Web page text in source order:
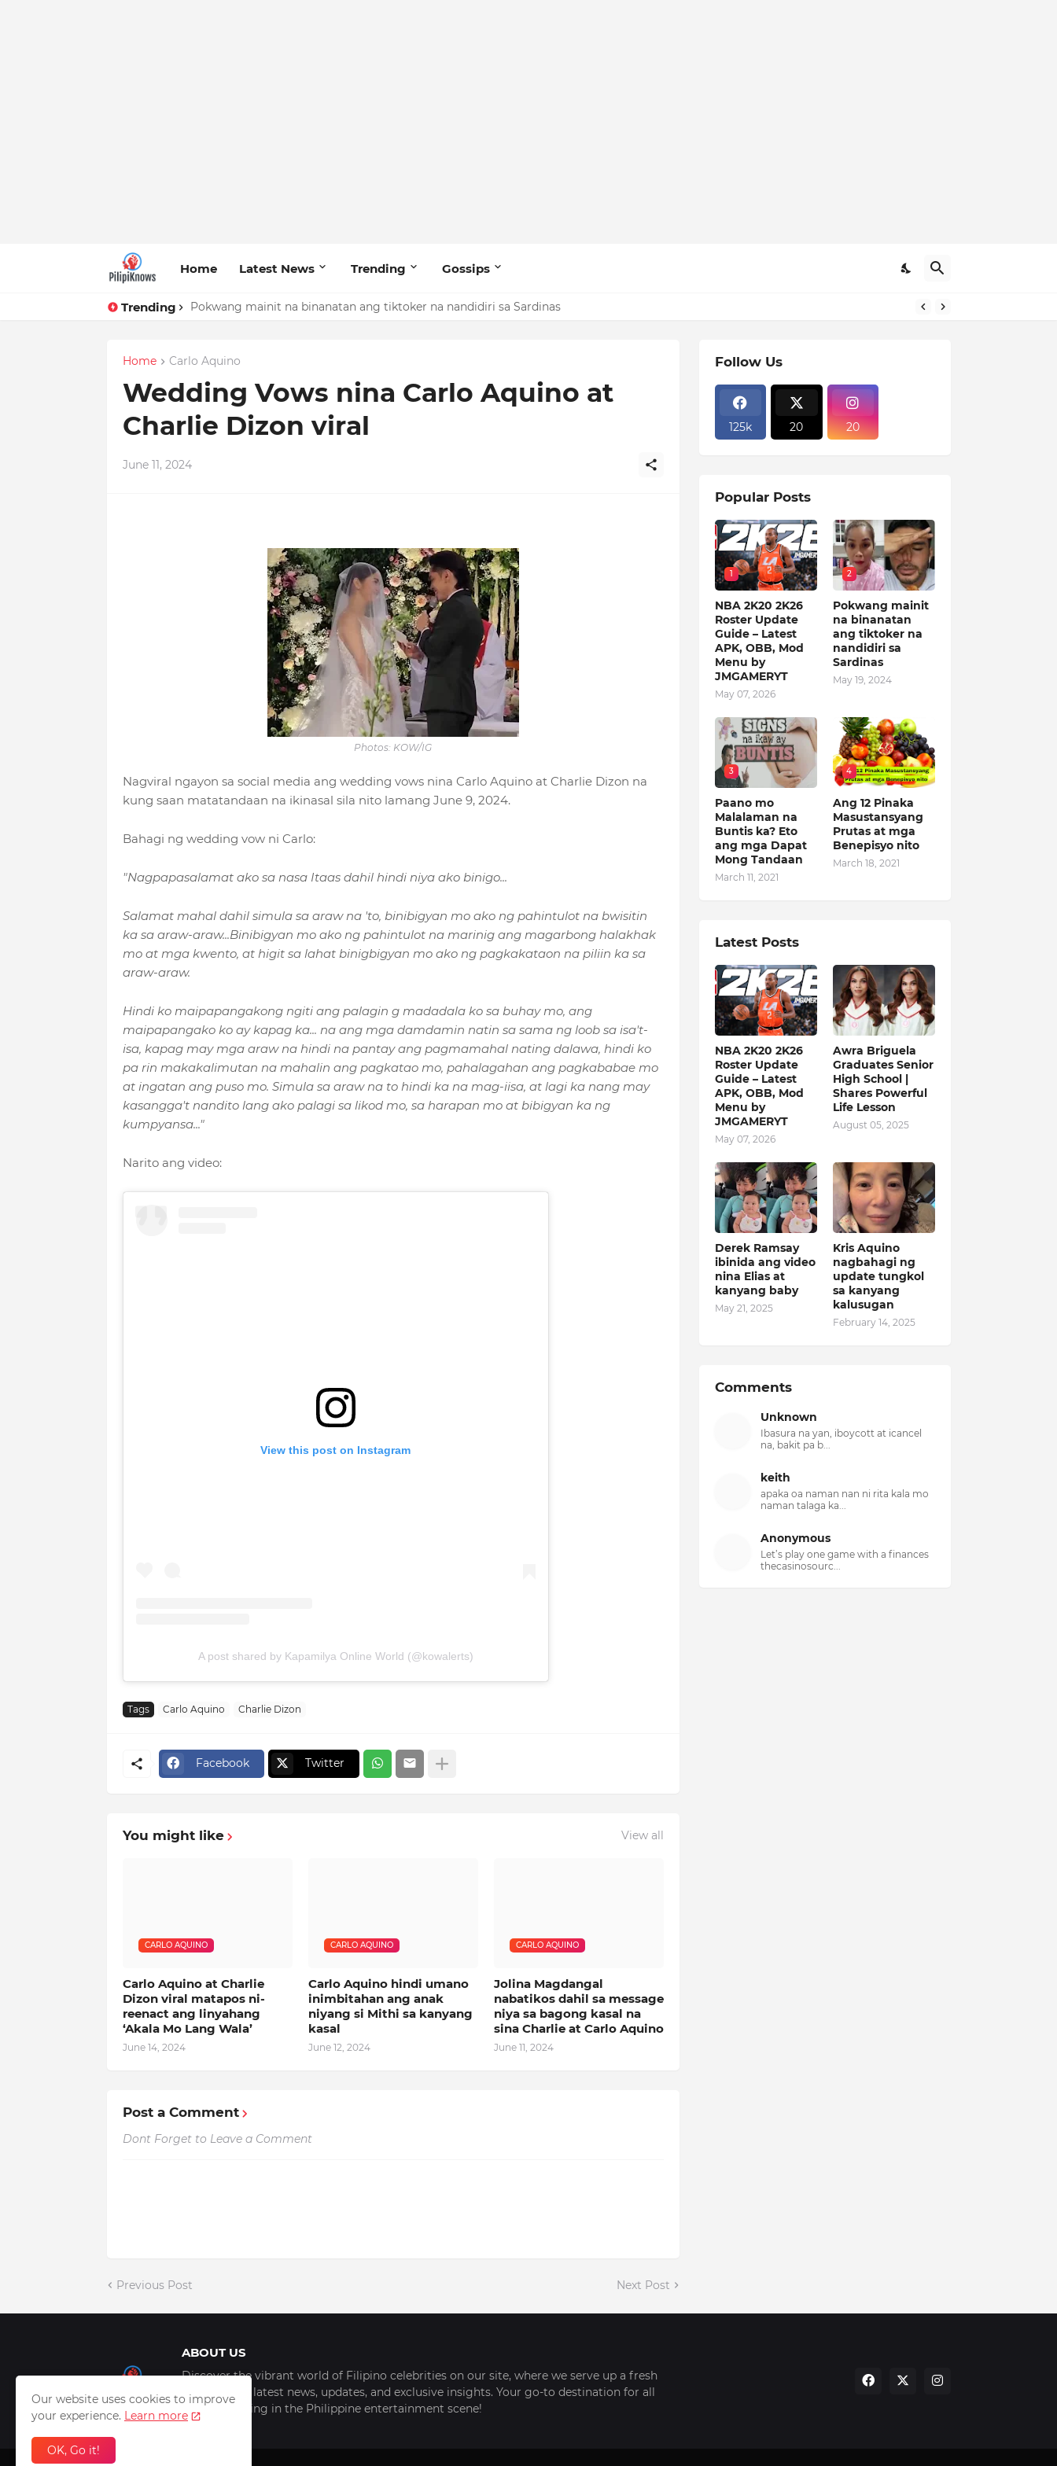
Home Latest News Trending Gossips
Trending Pokwang mainit na binanatan ang tiktoker na nandidiri sa Sardinas
Home Carlo Aquino
Wedding Vows nina Carlo Aquino at
Charlie Dizon viral
June 11, 2024
Photos: KOW/IG
Nagviral ngayon sa social media ang wedding vows nina Carlo Aquino at Charlie Dizon na
kung saan matatandaan na ikinasal sila nito lamang June 9, 2024.
Bahagi ng wedding vow ni Carlo:
"Nagpapasalamat ako sa nasa Itaas dahil hindi niya ako binigo...
Salamat mahal dahil simula sa araw na 'to, binibigyan mo ako ng pahintulot na bwisitin
ka sa araw-araw...Binibigyan mo ako ng pahintulot na marinig ang magarbong halakhak
mo at mga kwento, at higit sa lahat binigbigyan mo ako ng pagkakataon na piliin ka sa
araw-araw.
Hindi ko maipapangakong ngiti ang palagin g madadala ko sa buhay mo, ang
maipapangako ko ay kapag ka... na ang mga damdamin natin sa sama ng loob sa isa't-
isa, kapag may mga araw na hindi na pantay ang pagmamahal nating dalawa, hindi ko
pa rin makakalimutan na mahalin ang pagkatao mo, pahalagahan ang pagkababae mo
at ingatan ang puso mo. Simula sa araw na to hindi ka na mag-iisa, at lagi ka nang may
kasangga't nandito lang ako palagi sa likod mo, sa harapan mo at bibigyan ka ng
kumpyansa..."
Narito ang video:
View this post on Instagram
A post shared by Kapamilya Online World (@kowalerts)
Tags Carlo Aquino Charlie Dizon
Facebook Twitter
You might like View all
CARLO AQUINO
Carlo Aquino at Charlie
Dizon viral matapos ni-
reenact ang linyahang
‘Akala Mo Lang Wala’
June 14, 2024
CARLO AQUINO
Carlo Aquino hindi umano
inimbitahan ang anak
niyang si Mithi sa kanyang
kasal
June 12, 2024
CARLO AQUINO
Jolina Magdangal
nabatikos dahil sa message
niya sa bagong kasal na
sina Charlie at Carlo Aquino
June 11, 2024
Post a Comment
Dont Forget to Leave a Comment
Previous Post Next Post
Follow Us
125k 20 20
Popular Posts
1
NBA 2K20 2K26
Roster Update
Guide – Latest
APK, OBB, Mod
Menu by
JMGAMERYT
May 07, 2026
2
Pokwang mainit
na binanatan
ang tiktoker na
nandidiri sa
Sardinas
May 19, 2024
3
Paano mo
Malalaman na
Buntis ka? Eto
ang mga Dapat
Mong Tandaan
March 11, 2021
4
Ang 12 Pinaka
Masustansyang
Prutas at mga
Benepisyo nito
March 18, 2021
Latest Posts
NBA 2K20 2K26
Roster Update
Guide – Latest
APK, OBB, Mod
Menu by
JMGAMERYT
May 07, 2026
Awra Briguela
Graduates Senior
High School |
Shares Powerful
Life Lesson
August 05, 2025
Derek Ramsay
ibinida ang video
nina Elias at
kanyang baby
May 21, 2025
Kris Aquino
nagbahagi ng
update tungkol
sa kanyang
kalusugan
February 14, 2025
Comments
Unknown
Ibasura na yan, iboycott at icancel
na, bakit pa b...
keith
apaka oa naman nan ni rita kala mo
naman talaga ka...
Anonymous
Let’s play one game with a finances
thecasinosourc...
ABOUT US
Discover the vibrant world of Filipino celebrities on our site, where we serve up a fresh
scoop of the latest news, updates, and exclusive insights. Your go-to destination for all
things trending in the Philippine entertainment scene!
Our website uses cookies to improve
your experience. Learn more
OK, Go it!